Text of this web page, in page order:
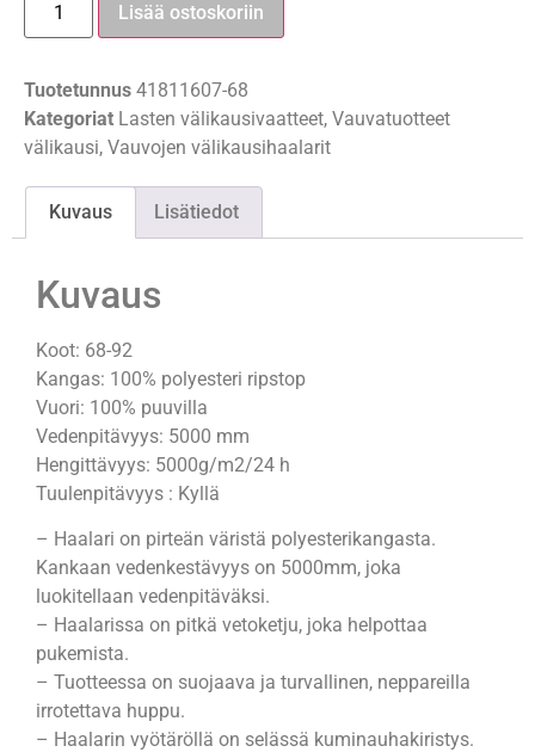
Lisää ostoskoriin
Tuotetunnus 41811607-68
Kategoriat Lasten välikausivaatteet, Vauvatuotteet
välikausi, Vauvojen välikausihaalarit
Kuvaus Lisätiedot
Kuvaus
Koot: 68-92
Kangas: 100% polyesteri ripstop
Vuori: 100% puuvilla
Vedenpitävyys: 5000 mm
Hengittävyys: 5000g/m2/24 h
Tuulenpitävyys : Kyllä
– Haalari on pirteän väristä polyesterikangasta.
Kankaan vedenkestävyys on 5000mm, joka
luokitellaan vedenpitäväksi.
– Haalarissa on pitkä vetoketju, joka helpottaa
pukemista.
– Tuotteessa on suojaava ja turvallinen, neppareilla
irrotettava huppu.
– Haalarin vyötäröllä on selässä kuminauhakiristys.